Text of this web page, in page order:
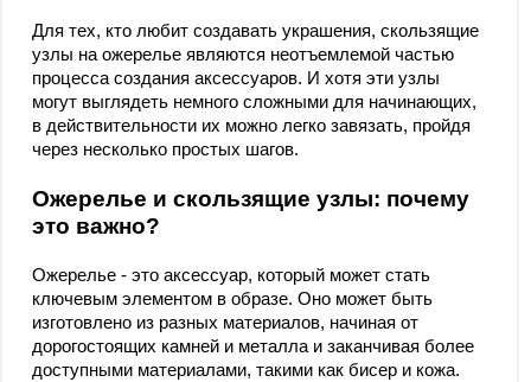
Для тех, кто любит создавать украшения, скользящие
узлы на ожерелье являются неотъемлемой частью
процесса создания аксессуаров. И хотя эти узлы
могут выглядеть немного сложными для начинающих,
в действительности их можно легко завязать, пройдя
через несколько простых шагов.
Ожерелье и скользящие узлы: почему
это важно?
Ожерелье - это аксессуар, который может стать
ключевым элементом в образе. Оно может быть
изготовлено из разных материалов, начиная от
дорогостоящих камней и металла и заканчивая более
доступными материалами, такими как бисер и кожа.